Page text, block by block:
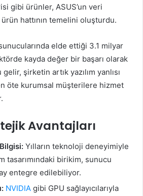
gibi ürünler, ASUS’un veri
hattının temelini oluşturdu.
elde ettiği 3.1 milyar
kayda değer bir başarı olarak
şirketin artık yazılım yanlısı
öte kurumsal müşterilere hizmet
Avantajları
Yılların teknoloji deneyimiyle
tasarımındaki birikim, sunucu
entegre edilebiliyor.
NVIDIA gibi GPU sağlayıcılarıyla